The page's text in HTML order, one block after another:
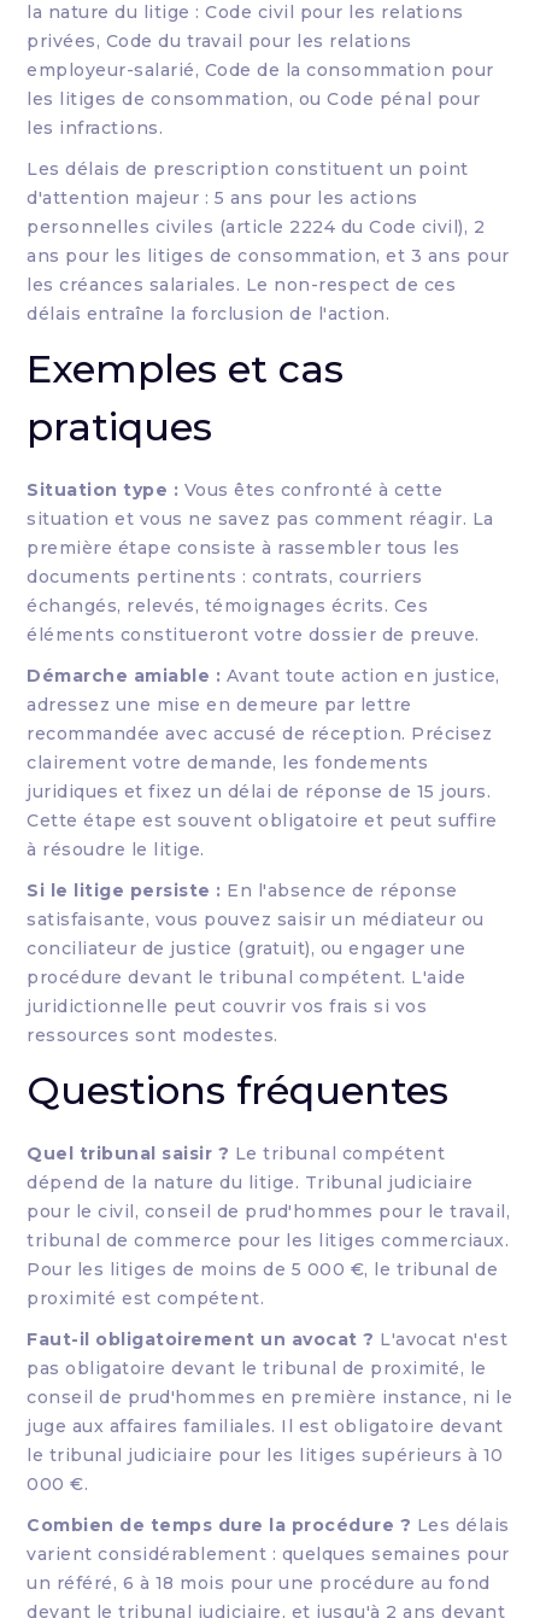
la nature du litige : Code civil pour les relations
privées, Code du travail pour les relations
employeur-salarié, Code de la consommation pour
les litiges de consommation, ou Code pénal pour
les infractions.
Les délais de prescription constituent un point
d'attention majeur : 5 ans pour les actions
personnelles civiles (article 2224 du Code civil), 2
ans pour les litiges de consommation, et 3 ans pour
les créances salariales. Le non-respect de ces
délais entraîne la forclusion de l'action.
Exemples et cas
pratiques
Situation type : Vous êtes confronté à cette
situation et vous ne savez pas comment réagir. La
première étape consiste à rassembler tous les
documents pertinents : contrats, courriers
échangés, relevés, témoignages écrits. Ces
éléments constitueront votre dossier de preuve.
Démarche amiable : Avant toute action en justice,
adressez une mise en demeure par lettre
recommandée avec accusé de réception. Précisez
clairement votre demande, les fondements
juridiques et fixez un délai de réponse de 15 jours.
Cette étape est souvent obligatoire et peut suffire
à résoudre le litige.
Si le litige persiste : En l'absence de réponse
satisfaisante, vous pouvez saisir un médiateur ou
conciliateur de justice (gratuit), ou engager une
procédure devant le tribunal compétent. L'aide
juridictionnelle peut couvrir vos frais si vos
ressources sont modestes.
Questions fréquentes
Quel tribunal saisir ? Le tribunal compétent
dépend de la nature du litige. Tribunal judiciaire
pour le civil, conseil de prud'hommes pour le travail,
tribunal de commerce pour les litiges commerciaux.
Pour les litiges de moins de 5 000 €, le tribunal de
proximité est compétent.
Faut-il obligatoirement un avocat ? L'avocat n'est
pas obligatoire devant le tribunal de proximité, le
conseil de prud'hommes en première instance, ni le
juge aux affaires familiales. Il est obligatoire devant
le tribunal judiciaire pour les litiges supérieurs à 10
000 €.
Combien de temps dure la procédure ? Les délais
varient considérablement : quelques semaines pour
un référé, 6 à 18 mois pour une procédure au fond
devant le tribunal judiciaire, et jusqu'à 2 ans devant